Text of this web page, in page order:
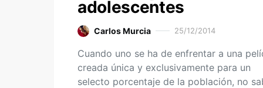
adolescentes
Carlos Murcia 25/12/2014
Cuando uno se ha de enfrentar a una
creada única y exclusivamente para un
selecto porcentaje de la población, no